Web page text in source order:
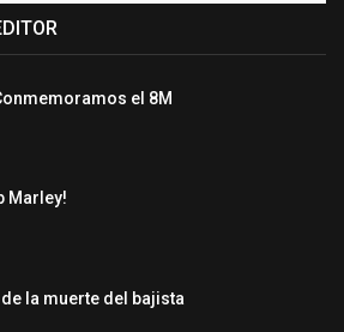
el 8M
Marley!
la muerte del bajista